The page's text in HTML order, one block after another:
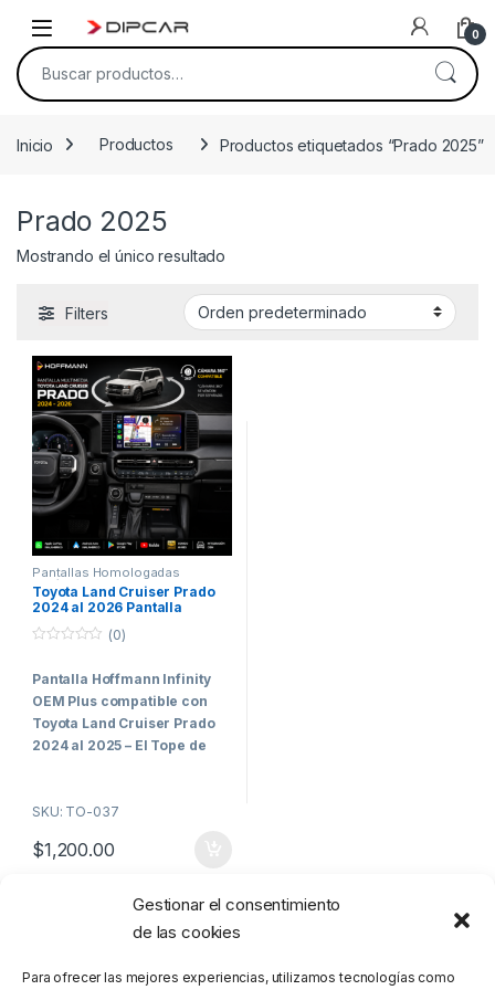
Gestionar el consentimiento
de las cookies
Para ofrecer las mejores experiencias, utilizamos tecnologías como
0
Buscar por:
Inicio Productos Productos etiquetados “Prado 2025”
Prado 2025
Mostrando el único resultado
Filters
Pantallas Homologadas
Vehículos Comerciales,Toyota
Toyota Land Cruiser Prado
2024 al 2026 Pantalla
Hoffmann Infinity OEM Plus
Carplay & Android Auto
u
o
f
(0)
Pantalla Hoffmann Infinity
OEM Plus compatible con
Toyota Land Cruiser Prado
2024 al 2025 – El Tope de
representa el máximo nivel de
rendimiento disponible
Diseñada específicamente
SKU: TO-037
$1,200.00
Mostrando el único resultado